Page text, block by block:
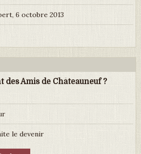
6 octobre 2013
des Amis de Châteauneuf ?
le devenir